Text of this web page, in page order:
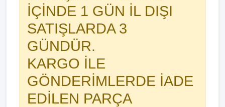
İÇİNDE 1 GÜN İL DIŞI
SATIŞLARDA 3
GÜNDÜR.
KARGO İLE
GÖNDERİMLERDE İADE
EDİLEN PARÇA